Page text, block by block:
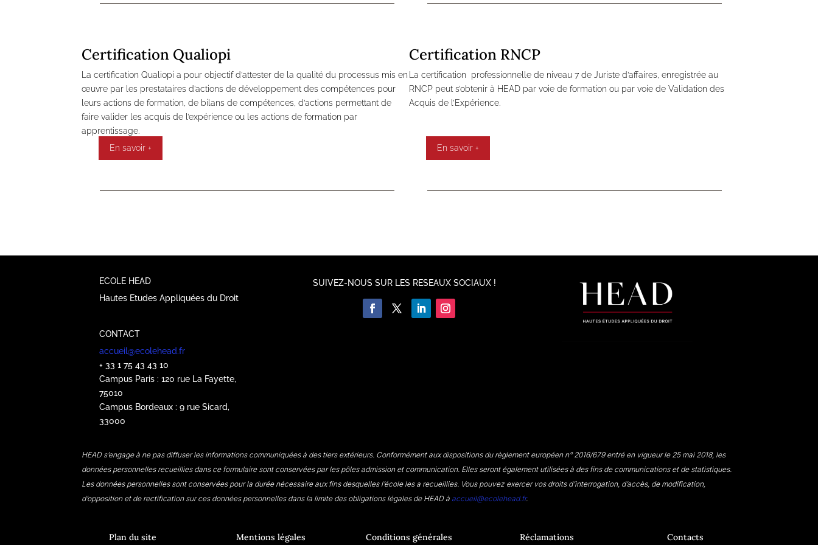
Certification Qualiopi
La certification Qualiopi a pour objectif d’attester de la qualité du processus mis en
œuvre par les prestataires d’actions de développement des compétences pour
leurs actions de formation, de bilans de compétences, d’actions permettant de
faire valider les acquis de l’expérience ou les actions de formation par
apprentissage.
En savoir +
Certification RNCP
La certification professionnelle de niveau 7 de Juriste d’affaires, enregistrée au
RNCP peut s’obtenir à HEAD par voie de formation ou par voie de Validation des
Acquis de l’Expérience.
En savoir +
ECOLE HEAD
Hautes Etudes Appliquées du Droit
CONTACT
accueil@ecolehead.fr
+ 33 1 75 43 43 10
Campus Paris : 120 rue La Fayette,
75010
Campus Bordeaux : 9 rue Sicard,
33000
SUIVEZ-NOUS SUR LES RESEAUX SOCIAUX !
HEAD s’engage à ne pas diffuser les informations communiquées à des tiers extérieurs. Conformément aux dispositions du règlement européen n° 2016/679 entré en vigueur le 25 mai 2018, les
données personnelles recueillies dans ce formulaire sont conservées par les pôles admission et communication. Elles seront également utilisées à des fins de communications et de statistiques.
Les données personnelles sont conservées pour la durée nécessaire aux fins desquelles l’école les a recueillies. Vous pouvez exercer vos droits d’interrogation, d’accès, de modification,
d’opposition et de rectification sur ces données personnelles dans la limite des obligations légales de HEAD à accueil@ecolehead.fr.
Plan du site Mentions légales Conditions générales Réclamations Contacts